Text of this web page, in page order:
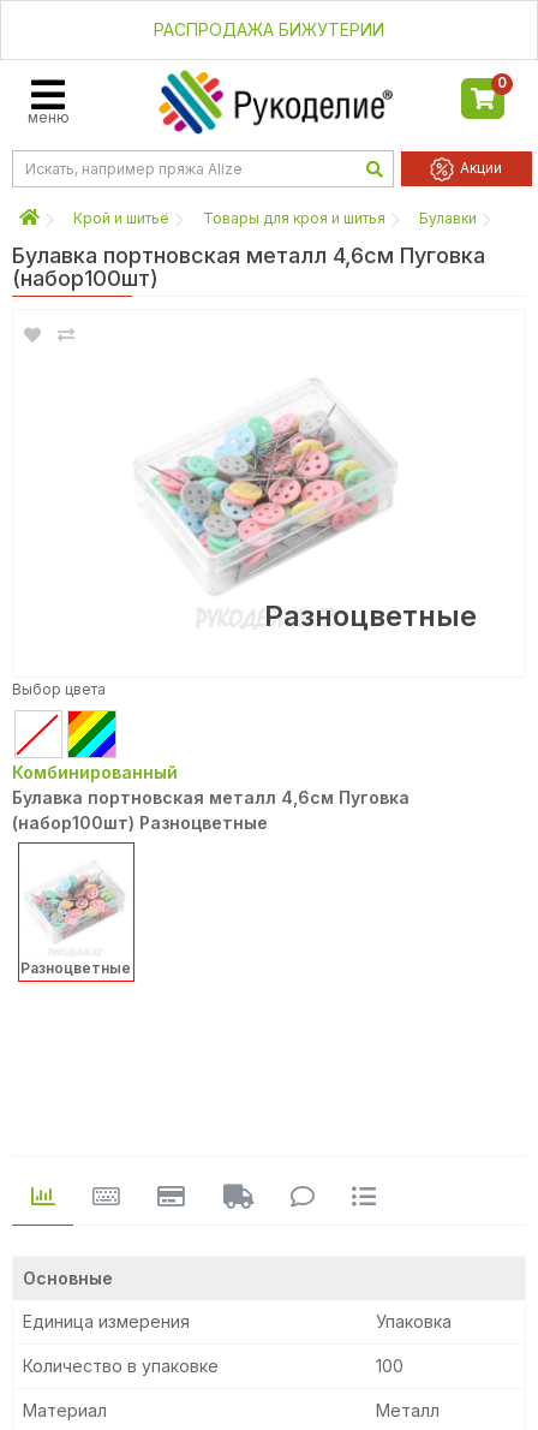
РАСПРОДАЖА БИЖУТЕРИИ
меню
0
Акции
Крой и шитьё Товары для кроя и шитья Булавки
Булавка портновская металл 4,6см Пуговка
(набор100шт)
Разноцветные
Основные
Единица измерения Упаковка
Количество в упаковке 100
Материал Металл
Выбор цвета
Комбинированный
Булавка портновская металл 4,6см Пуговка
(набор100шт) Разноцветные
Разноцветные